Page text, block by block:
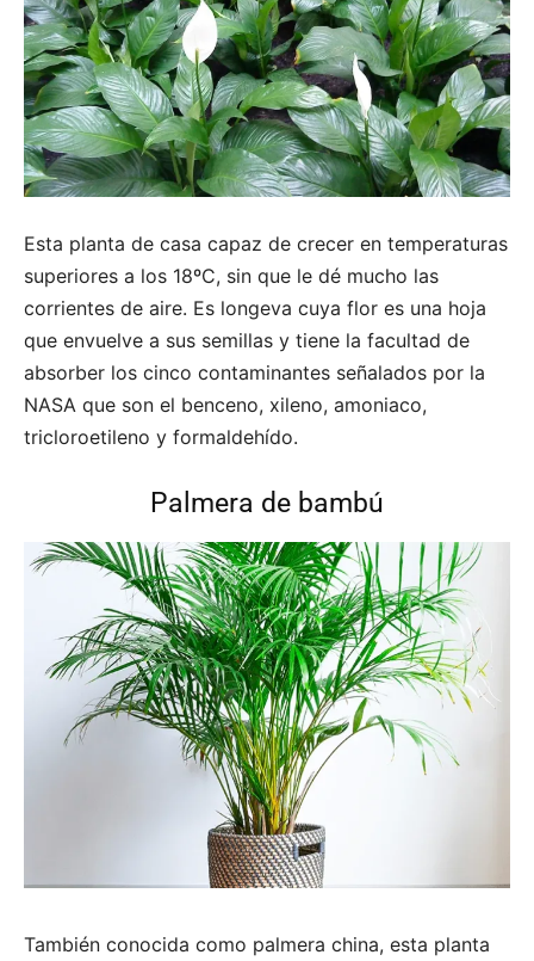
Esta planta de casa capaz de crecer en temperaturas
superiores a los 18ºC, sin que le dé mucho las
corrientes de aire. Es longeva cuya flor es una hoja
que envuelve a sus semillas y tiene la facultad de
absorber los cinco contaminantes señalados por la
NASA que son el benceno, xileno, amoniaco,
tricloroetileno y formaldehído.
Palmera de bambú
También conocida como palmera china, esta planta